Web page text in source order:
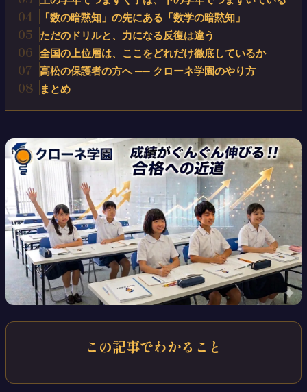
04 「数の暗黙知」の先にある「数学の暗黙知」
05 ただのドリルと、力になる反復は違う
06 全国の上位層は、ここをどれだけ徹底しているか
07 高松の保護者の方へ ── クローネ学園のやり方
08 まとめ
この記事でわかること